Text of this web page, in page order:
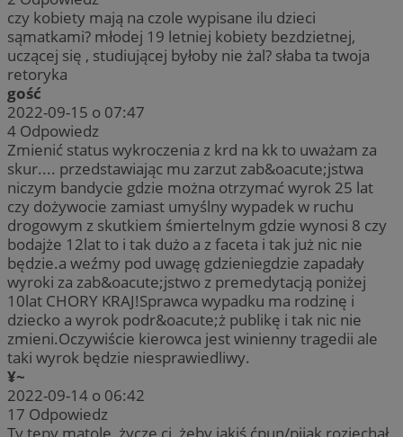
czy kobiety mają na czole wypisane ilu dzieci
sąmatkami? młodej 19 letniej kobiety bezdzietnej,
uczącej się , studiującej byłoby nie żal? słaba ta twoja
retoryka
gość
2022-09-15 o 07:47
4 Odpowiedz
Zmienić status wykroczenia z krd na kk to uważam za
skur.... przedstawiając mu zarzut zab&oacute;jstwa
niczym bandycie gdzie można otrzymać wyrok 25 lat
czy dożywocie zamiast umyślny wypadek w ruchu
drogowym z skutkiem śmiertelnym gdzie wynosi 8 czy
bodajże 12lat to i tak dużo a z faceta i tak już nic nie
będzie.a weźmy pod uwagę gdzieniegdzie zapadały
wyroki za zab&oacute;jstwo z premedytacją poniżej
10lat CHORY KRAJ!Sprawca wypadku ma rodzinę i
dziecko a wyrok podr&oacute;ż publikę i tak nic nie
zmieni.Oczywiście kierowca jest winienny tragedii ale
taki wyrok będzie niesprawiedliwy.
¥~
2022-09-14 o 06:42
17 Odpowiedz